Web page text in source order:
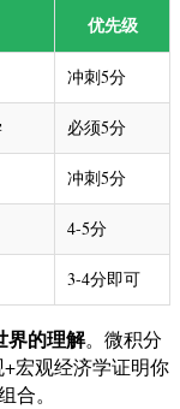
优先级
冲刺5分
必须5分
冲刺5分
4-5分
3-4分即可
界的理解。微积分
宏观经济学证明你
合。